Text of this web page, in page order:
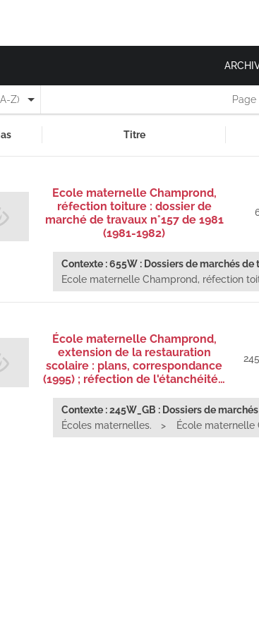
Z) Page
Titre
Ecole maternelle Champrond,
réfection toiture : dossier de
marché de travaux n°157 de 1981
(1981-1982)
Contexte : 655W : Dossiers de marchés
Ecole maternelle Champrond, réfection
École maternelle Champrond,
extension de la restauration
scolaire : plans, correspondance
(1995) ; réfection de l'étanchéité…
Contexte : 245W_GB : Dossiers de
Écoles maternelles.
École maternelle